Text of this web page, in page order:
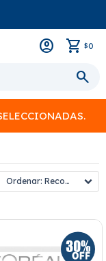
$0
Recomendados